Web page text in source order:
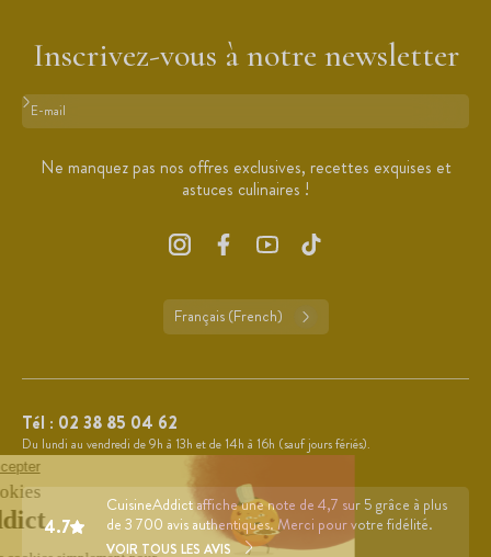
Inscrivez-vous à notre newsletter
Format : adresse@email.com
Ne manquez pas nos offres exclusives, recettes exquises et
astuces culinaires !
Français (French)
Tél : 02 38 85 04 62
Du lundi au vendredi de 9h à 13h et de 14h à 16h (sauf jours fériés).
4.7
CuisineAddict affiche une note de 4,7 sur 5 grâce à plus
de 3 700 avis authentiques. Merci pour votre fidélité.
VOIR TOUS LES AVIS